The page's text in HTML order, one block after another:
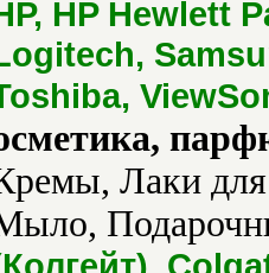
HP Hewlett
Лаки